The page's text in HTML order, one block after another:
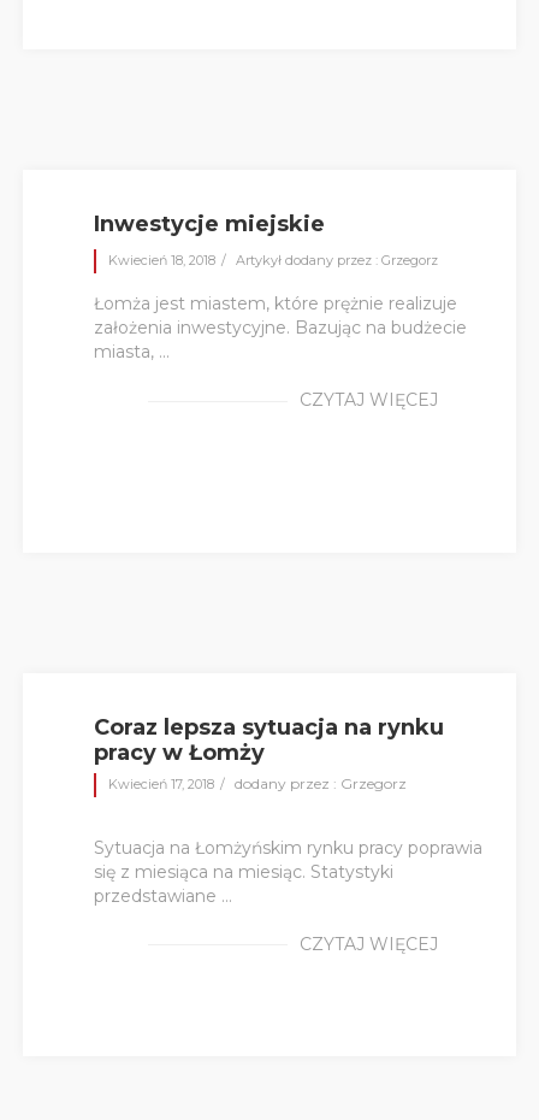
Inwestycje miejskie
Kwiecień 18, 2018 Artykył dodany przez : Grzegorz
Łomża jest miastem, które prężnie realizuje
założenia inwestycyjne. Bazując na budżecie
miasta, ...
CZYTAJ WIĘCEJ
Coraz lepsza sytuacja na rynku
pracy w Łomży
Kwiecień 17, 2018 dodany przez : Grzegorz
Sytuacja na Łomżyńskim rynku pracy poprawia
się z miesiąca na miesiąc. Statystyki
przedstawiane ...
CZYTAJ WIĘCEJ